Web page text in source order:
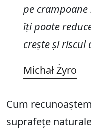
pe
îți poate
crește și riscul
Michał Żyro
Cum recunoaștem
suprafețe